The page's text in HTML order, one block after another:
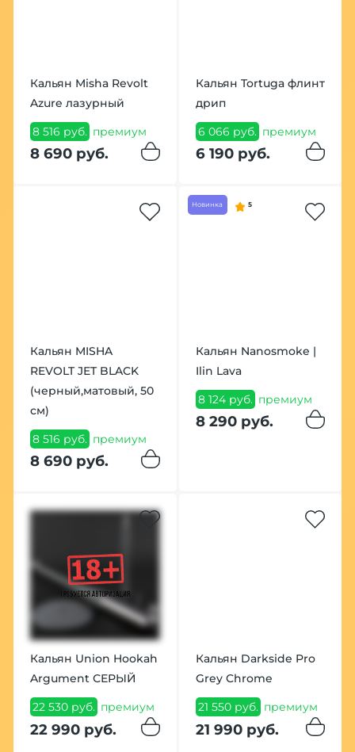
Кальян Misha Revolt
Azure лазурный
8 516 руб. премиум
8 690 руб.
Кальян Tortuga флинт
дрип
6 066 руб. премиум
6 190 руб.
Кальян MISHA
REVOLT JET BLACK
(черный,матовый, 50
см)
8 516 руб. премиум
8 690 руб.
Новинка 5
Кальян Nanosmoke |
Ilin Lava
8 124 руб. премиум
8 290 руб.
Кальян Union Hookah
Argument СЕРЫЙ
22 530 руб. премиум
22 990 руб.
Кальян Darkside Pro
Grey Chrome
21 550 руб. премиум
21 990 руб.